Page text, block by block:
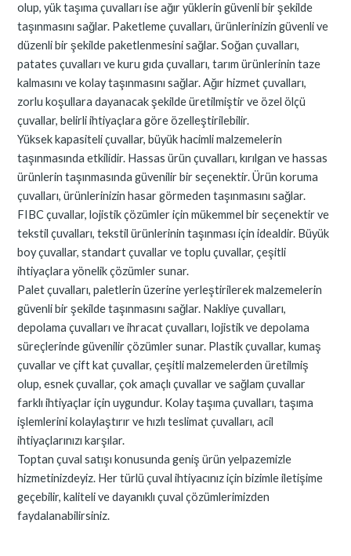
olup, yük taşıma çuvalları ise ağır yüklerin güvenli bir şekilde
taşınmasını sağlar. Paketleme çuvalları, ürünlerinizin güvenli ve
düzenli bir şekilde paketlenmesini sağlar. Soğan çuvalları,
patates çuvalları ve kuru gıda çuvalları, tarım ürünlerinin taze
kalmasını ve kolay taşınmasını sağlar. Ağır hizmet çuvalları,
zorlu koşullara dayanacak şekilde üretilmiştir ve özel ölçü
çuvallar, belirli ihtiyaçlara göre özelleştirilebilir.
Yüksek kapasiteli çuvallar, büyük hacimli malzemelerin
taşınmasında etkilidir. Hassas ürün çuvalları, kırılgan ve hassas
ürünlerin taşınmasında güvenilir bir seçenektir. Ürün koruma
çuvalları, ürünlerinizin hasar görmeden taşınmasını sağlar.
FIBC çuvallar, lojistik çözümler için mükemmel bir seçenektir ve
tekstil çuvalları, tekstil ürünlerinin taşınması için idealdir. Büyük
boy çuvallar, standart çuvallar ve toplu çuvallar, çeşitli
ihtiyaçlara yönelik çözümler sunar.
Palet çuvalları, paletlerin üzerine yerleştirilerek malzemelerin
güvenli bir şekilde taşınmasını sağlar. Nakliye çuvalları,
depolama çuvalları ve ihracat çuvalları, lojistik ve depolama
süreçlerinde güvenilir çözümler sunar. Plastik çuvallar, kumaş
çuvallar ve çift kat çuvallar, çeşitli malzemelerden üretilmiş
olup, esnek çuvallar, çok amaçlı çuvallar ve sağlam çuvallar
farklı ihtiyaçlar için uygundur. Kolay taşıma çuvalları, taşıma
işlemlerini kolaylaştırır ve hızlı teslimat çuvalları, acil
ihtiyaçlarınızı karşılar.
Toptan çuval satışı konusunda geniş ürün yelpazemizle
hizmetinizdeyiz. Her türlü çuval ihtiyacınız için bizimle iletişime
geçebilir, kaliteli ve dayanıklı çuval çözümlerimizden
faydalanabilirsiniz.